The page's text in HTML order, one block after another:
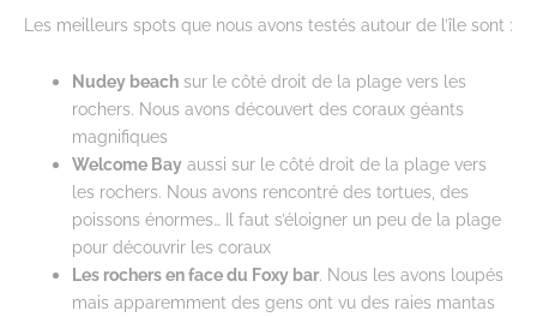
Les meilleurs spots que nous avons testés autour de l’île sont :
Nudey beach sur le côté droit de la plage vers les
rochers. Nous avons découvert des coraux géants
magnifiques
Welcome Bay aussi sur le côté droit de la plage vers
les rochers. Nous avons rencontré des tortues, des
poissons énormes… Il faut s’éloigner un peu de la plage
pour découvrir les coraux
Les rochers en face du Foxy bar. Nous les avons loupés
mais apparemment des gens ont vu des raies mantas